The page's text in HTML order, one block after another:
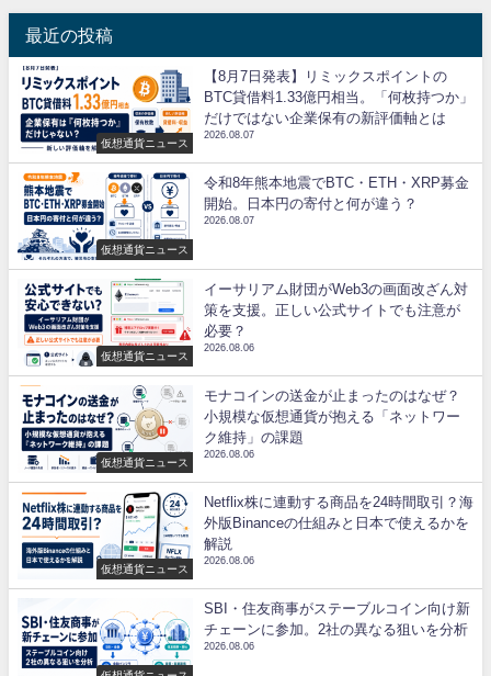
最近の投稿
仮想通貨ニュース
【8月7日発表】リミックスポイントの
BTC貸借料1.33億円相当。「何枚持つか」
だけではない企業保有の新評価軸とは
2026.08.07
仮想通貨ニュース
令和8年熊本地震でBTC・ETH・XRP募金
開始。日本円の寄付と何が違う？
2026.08.07
仮想通貨ニュース
イーサリアム財団がWeb3の画面改ざん対
策を支援。正しい公式サイトでも注意が
必要？
2026.08.06
仮想通貨ニュース
モナコインの送金が止まったのはなぜ？
小規模な仮想通貨が抱える「ネットワー
ク維持」の課題
2026.08.06
仮想通貨ニュース
Netflix株に連動する商品を24時間取引？海
外版Binanceの仕組みと日本で使えるかを
解説
2026.08.06
SBI・住友商事がステーブルコイン向け新
チェーンに参加。2社の異なる狙いを分析
2026.08.06